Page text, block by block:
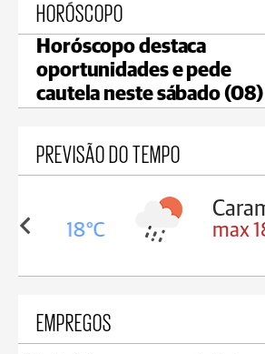
HORÓSCOPO
Horóscopo destaca
oportunidades e pede
cautela neste sábado (08)
PREVISÃO DO TEMPO
18°C
Carambeí
max 18°C
EMPREGOS